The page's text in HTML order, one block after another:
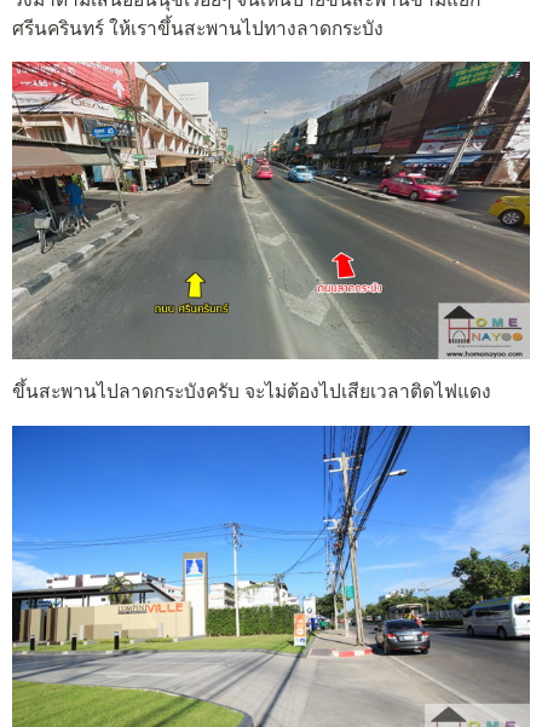
ศรีนครินทร์ ให้เราขึ้นสะพานไปทางลาดกระบัง
ขึ้นสะพานไปลาดกระบังครับ จะไม่ต้องไปเสียเวลาติดไฟแดง